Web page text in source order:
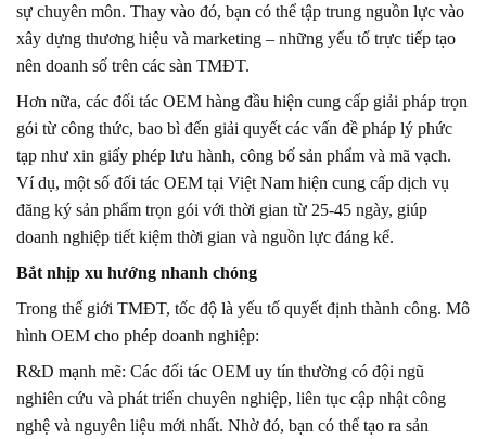
sự chuyên môn. Thay vào đó, bạn có thể tập trung nguồn lực vào
xây dựng thương hiệu và marketing – những yếu tố trực tiếp tạo
nên doanh số trên các sàn TMĐT.
Hơn nữa, các đối tác OEM hàng đầu hiện cung cấp giải pháp trọn
gói từ công thức, bao bì đến giải quyết các vấn đề pháp lý phức
tạp như xin giấy phép lưu hành, công bố sản phẩm và mã vạch.
Ví dụ, một số đối tác OEM tại Việt Nam hiện cung cấp dịch vụ
đăng ký sản phẩm trọn gói với thời gian từ 25-45 ngày, giúp
doanh nghiệp tiết kiệm thời gian và nguồn lực đáng kể.
Bắt nhịp xu hướng nhanh chóng
Trong thế giới TMĐT, tốc độ là yếu tố quyết định thành công. Mô
hình OEM cho phép doanh nghiệp:
R&D mạnh mẽ: Các đối tác OEM uy tín thường có đội ngũ
nghiên cứu và phát triển chuyên nghiệp, liên tục cập nhật công
nghệ và nguyên liệu mới nhất. Nhờ đó, bạn có thể tạo ra sản